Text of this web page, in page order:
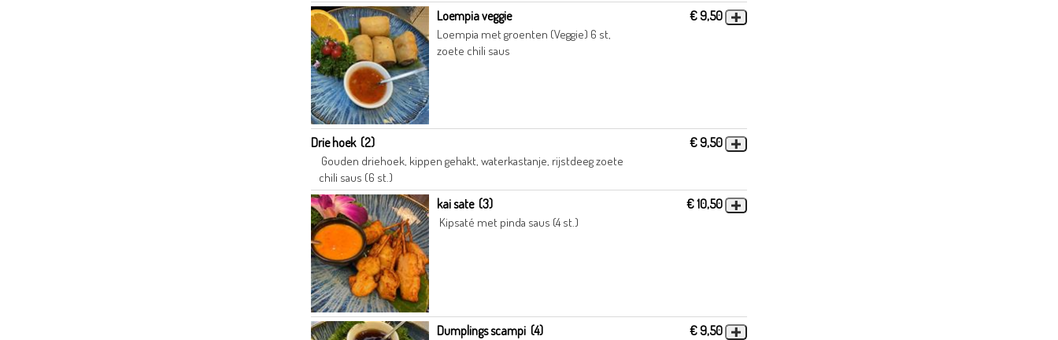
Loempia veggie
Loempia met groenten (Veggie) 6 st,
zoete chili saus
€ 9,50
Drie hoek (2)
Gouden driehoek, kippen gehakt, waterkastanje, rijstdeeg zoete
chili saus (6 st.)
€ 9,50
kai sate (3)
Kipsaté met pinda saus (4 st.)
€ 10,50
Dumplings scampi (4)
€ 9,50